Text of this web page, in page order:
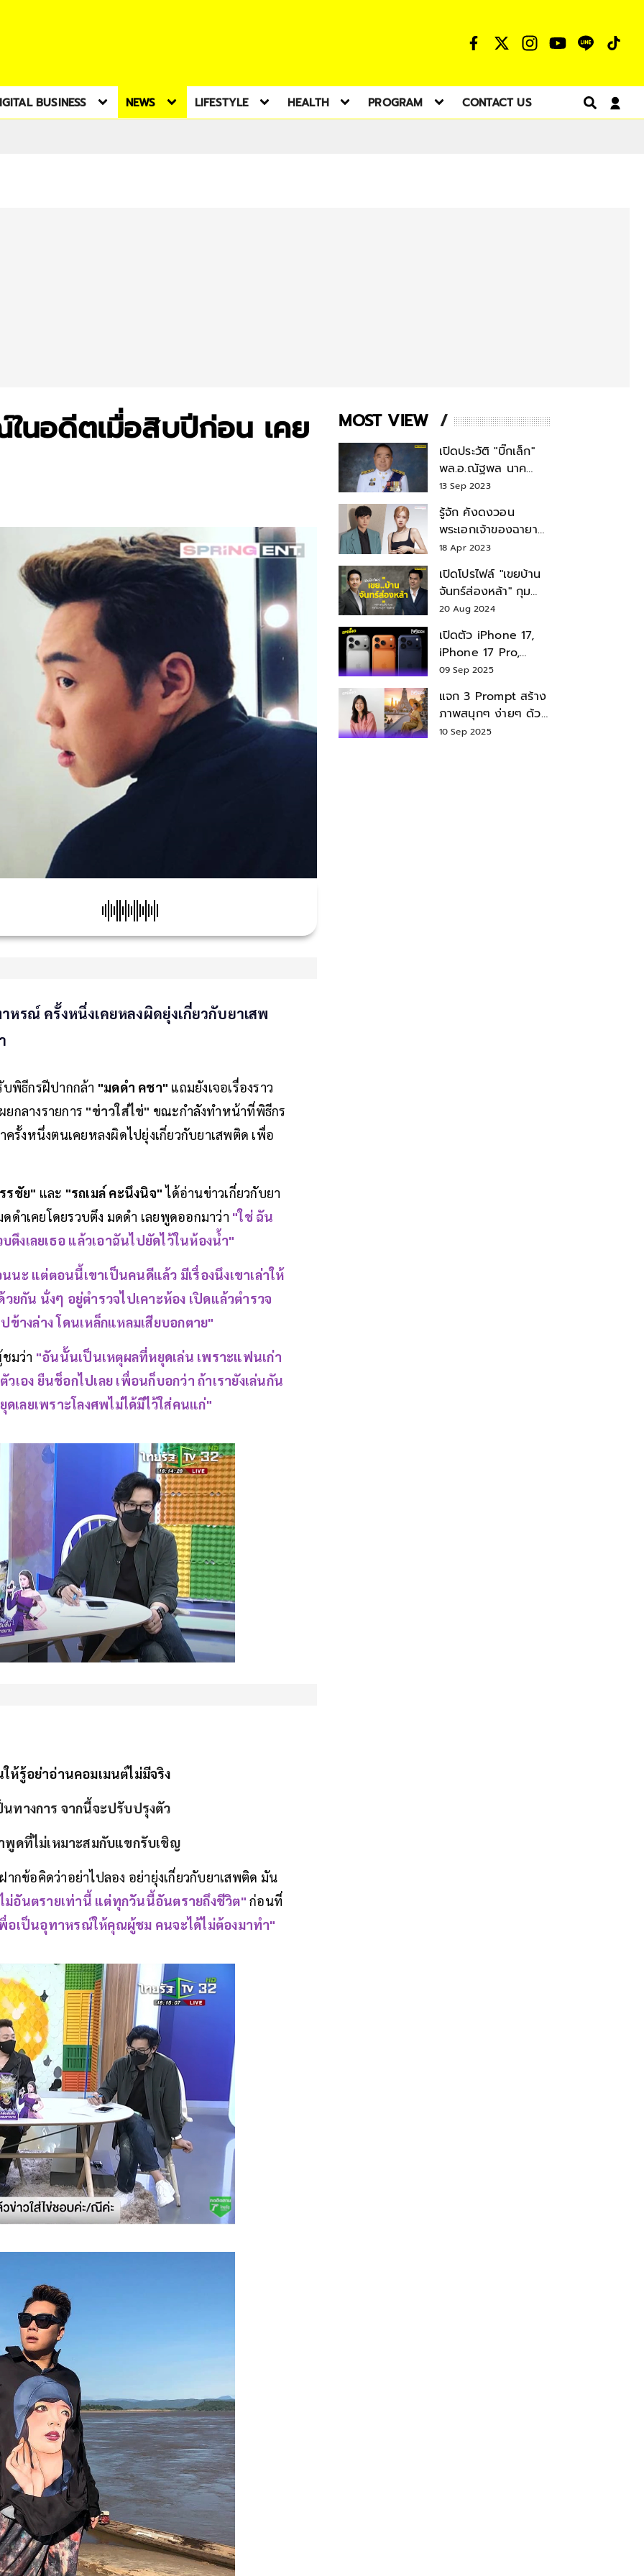
BUSINESS NEWS LIFESTYLE HEALTH PROGRAM CONTACT US
นอดีตเมื่อสิบปีก่อน เคย
หรณ์ ครั้งหนึ่งเคยหลงผิดยุ่งเกี่ยวกับยาเสพ
พิธีกรฝีปากกล้า "มดดำ คชา" แถมยังเจอเรื่องราว
กลางรายการ "ข่าวใส่ไข่" ขณะกำลังทำหน้าที่พิธีกร
งหนึ่งตนเคยหลงผิดไปยุ่งเกี่ยวกับยาเสพติด เพื่อ
รชัย" และ "รถเมล์ คะนึงนิจ" ได้อ่านข่าวเกี่ยวกับยา
ำเคยโดยรวบตึง มดดำ เลยพูดออกมาว่า "ใช่ ฉัน
ตึงเลยเธอ แล้วเอาฉันไปยัดไว้ในห้องน้ำ"
นะ แต่ตอนนี้เขาเป็นคนดีแล้ว มีเรื่องนึงเขาเล่าให้
กัน นั่งๆ อยู่ตำรวจไปเคาะห้อง เปิดแล้วตำรวจ
างล่าง โดนเหล็กแหลมเสียบอกตาย"
มว่า "อันนั้นเป็นเหตุผลที่หยุดเล่น เพราะแฟนเก่า
อง ยืนช็อกไปเลย เพื่อนก็บอกว่า ถ้าเรายังเล่นกัน
เลยเพราะโลงศพไม่ได้มีไว้ใส่คนแก่"
ห้รู้อย่าอ่านคอมเมนต์ไม่มีจริง
ทางการ จากนี้จะปรับปรุงตัว
พูดที่ไม่เหมาะสมกับแขกรับเชิญ
กข้อคิดว่าอย่าไปลอง อย่ายุ่งเกี่ยวกับยาเสพติด มัน
ม่อันตรายเท่านี้ แต่ทุกวันนี้อันตรายถึงชีวิต"ก่อนที่
เป็นอุทาหรณ์ให้คุณผู้ชม คนจะได้ไม่ต้องมาทำ"
MOST VIEW
เปิดประวัติ "บิ๊กเล็ก"
พล.อ.ณัฐพล นาค
พาณิชย์ จากเลขาฯ
สมช.-เลขาฯ
รมว.กลาโหม
13 Sep 2023
รู้จัก คังดงวอน
พระเอกเจ้าของฉายา
สมบัติแห่งชาติ หลังมี
18 Apr 2023
เปิดโปรไฟล์ "เขยบ้าน
จันทร์ส่องหล้า" กุม
บังเหียนธุรกิจตระกูล
"ชินวัตร"
20 Aug 2024
เปิดตัว iPhone 17,
iPhone 17 Pro,
iPhone 17 Air สเปค
09 Sep 2025
แจก 3 Prompt สร้าง
ภาพสนุกๆ ง่ายๆ ด้วย
Nano Banana ใน
10 Sep 2025